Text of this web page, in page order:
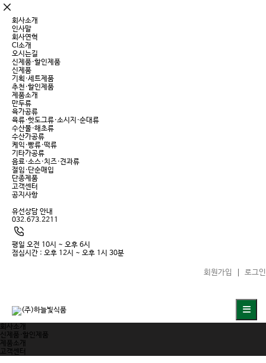
회사소개
인사말
회사연혁
CI소개
오시는길
신제품·할인제품
신제품
기획·세트제품
추천·할인제품
제품소개
만두류
육가공류
육류·핫도그류·소시지·순대류
수산물·해초류
수산가공류
케익·빵류·떡류
기타가공류
음료·소스·치즈·견과류
절임·단순매입
단종제품
고객센터
공지사항
유선상담 안내
032.673.2211
평일 오전 10시 ~ 오후 6시
점심시간 : 오후 12시 ~ 오후 1시 30분
회원가입 로그인
회사소개
신제품·할인제품
제품소개
고객센터